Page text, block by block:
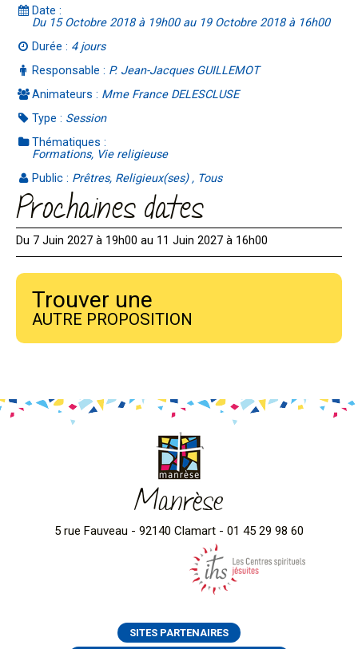
Date :
Du 15 Octobre 2018 à 19h00 au 19 Octobre 2018 à 16h00
Durée : 4 jours
Responsable : P. Jean-Jacques GUILLEMOT
Animateurs : Mme France DELESCLUSE
Type : Session
Thématiques :
Formations, Vie religieuse
Public : Prêtres, Religieux(ses) , Tous
Prochaines dates
Du 7 Juin 2027 à 19h00 au 11 Juin 2027 à 16h00
Trouver une
AUTRE PROPOSITION
Manrèse
5 rue Fauveau - 92140 Clamart - 01 45 29 98 60
SITES PARTENAIRES